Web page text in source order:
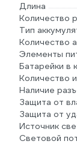
Длина
Количество
Тип
Количество
Элементы
Батарейки в
Количество
Наличие
Защита от
Защита от
Источник
Световой